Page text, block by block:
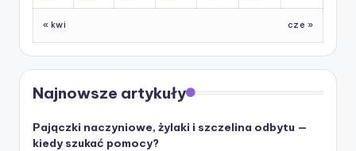
« kwi cze »
Najnowsze artykuły
Pajączki naczyniowe, żylaki i szczelina odbytu —
kiedy szukać pomocy?